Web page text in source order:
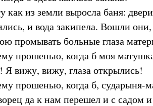
как из земли выросла баня:
и вода закипела. Вошли
промывать больные глаза
когда б моя матушка
вижу, глаза открылись!
когда б, сударыня-
да к нам перешел и с садом